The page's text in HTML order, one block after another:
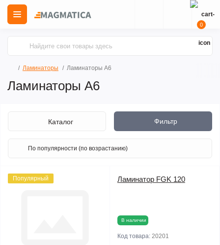
0
Ламинаторы Ламинаторы А6
Ламинаторы А6
Каталог Фильтр
Популярный Ламинатор FGK 120
В наличии
Код товара: 20201